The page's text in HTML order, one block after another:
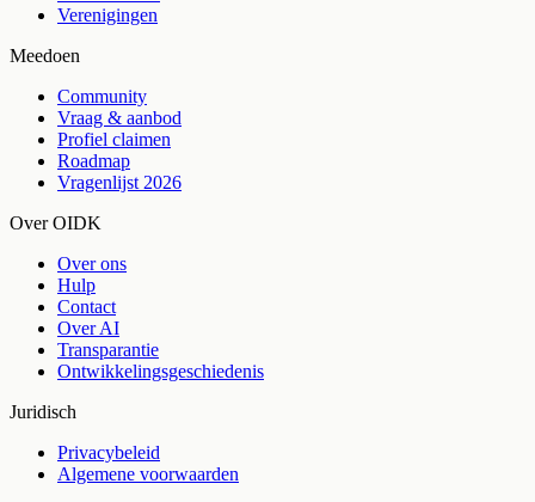
Verenigingen
Meedoen
Community
Vraag & aanbod
Profiel claimen
Roadmap
Vragenlijst 2026
Over OIDK
Over ons
Hulp
Contact
Over AI
Transparantie
Ontwikkelingsgeschiedenis
Juridisch
Privacybeleid
Algemene voorwaarden